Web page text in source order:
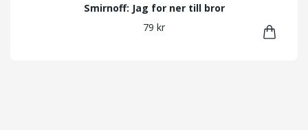
Smirnoff: Jag for ner till bror
79 kr